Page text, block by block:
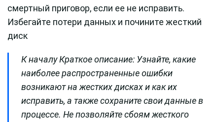
смертный приговор, если ее не исправить.
Избегайте потери данных и почините жесткий
диск
К началу Краткое описание: Узнайте, какие
наиболее распространенные ошибки
возникают на жестких дисках и как их
исправить, а также сохраните свои данные в
процессе. Не позволяйте сбоям жесткого